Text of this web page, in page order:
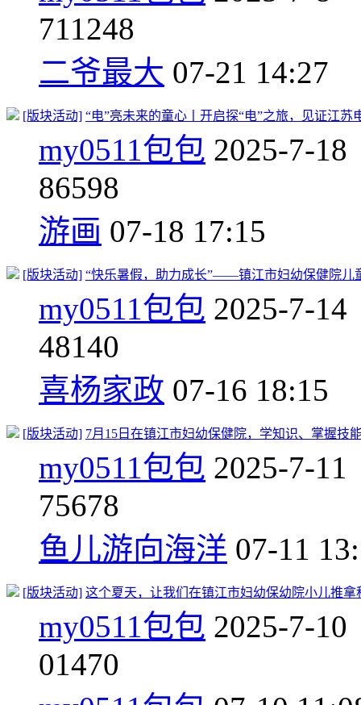
711248
二爷最大 07-21 14:27
[版块活动] “电”亮未来的童心丨开启探“电”之旅，见证江苏
my0511包包 2025-7-18
86598
游画 07-18 17:15
[版块活动] “快乐暑假，助力成长”——镇江市妇幼保健院儿
my0511包包 2025-7-14
48140
喜杨家政 07-16 18:15
[版块活动] 7月15日在镇江市妇幼保健院，学知识、掌握技
my0511包包 2025-7-11
75678
鱼儿游向海洋 07-11
[版块活动] 这个夏天，让我们在镇江市妇幼保幼院小儿推拿
my0511包包 2025-7-10
01470